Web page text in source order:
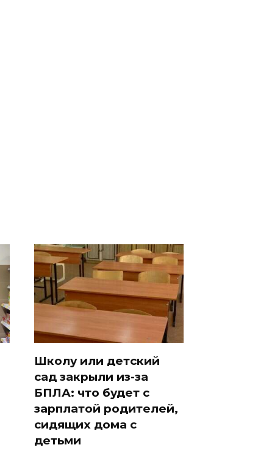
Школу или детский
сад закрыли из-за
БПЛА: что будет с
зарплатой родителей,
сидящих дома с
детьми